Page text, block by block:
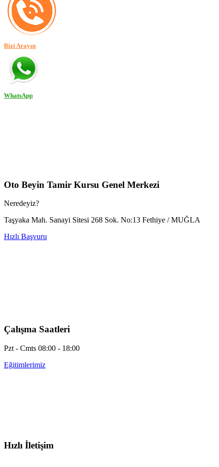
Bizi Arayın
WhatsApp
Oto Beyin Tamir Kursu Genel Merkezi
Neredeyiz?
Taşyaka Mah. Sanayi Sitesi 268 Sok. No:13 Fethiye / MUĞLA
Hızlı Başvuru
Çalışma Saatleri
Pzt - Cmts 08:00 - 18:00
Eğitimlerimiz
Hızlı İletişim